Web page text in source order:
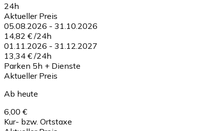
24h
Aktueller Preis
05.08.2026 - 31.10.2026
14,82 € /24h
01.11.2026 - 31.12.2027
13,34 € /24h
Parken 5h + Dienste
Aktueller Preis
Ab heute
6,00 €
Kur- bzw. Ortstaxe